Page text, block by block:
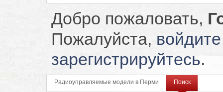
Добро пожаловать,
Пожалуйста, войдите
зарегистрируйтесь.
Радиоуправляемые модели в Перми Поиск